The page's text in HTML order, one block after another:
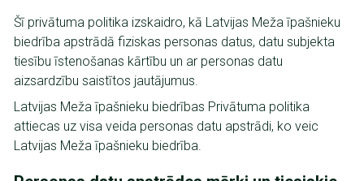
Šī privātuma politika izskaidro, kā Latvijas Meža īpašnieku
biedrība apstrādā fiziskas personas datus, datu subjekta
tiesību īstenošanas kārtību un ar personas datu
aizsardzību saistītos jautājumus.
Latvijas Meža īpašnieku biedrības Privātuma politika
attiecas uz visa veida personas datu apstrādi, ko veic
Latvijas Meža īpašnieku biedrība.